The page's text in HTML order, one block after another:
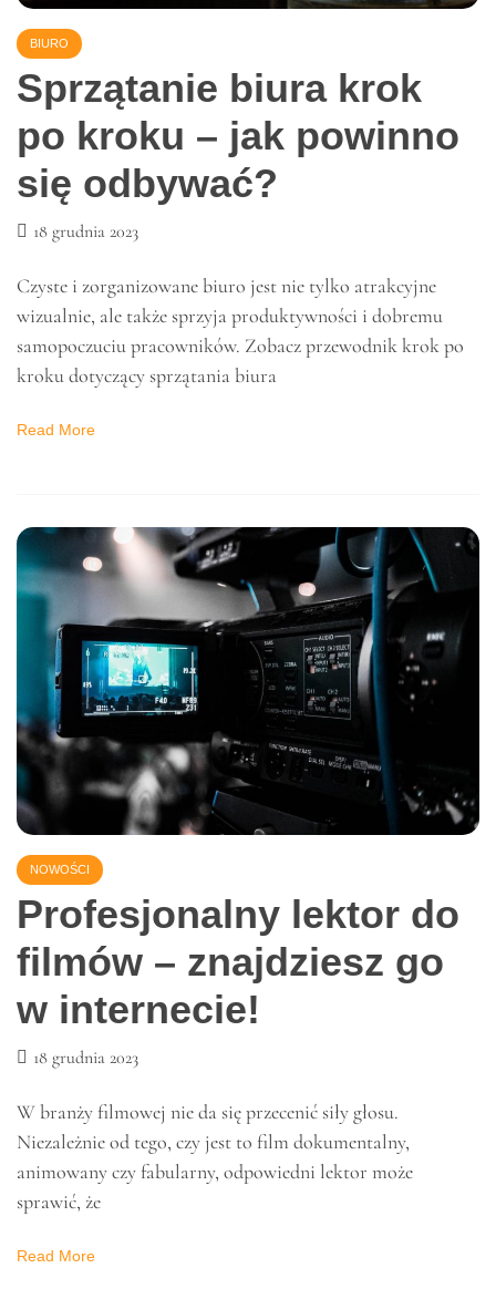
BIURO
Sprzątanie biura krok
po kroku – jak powinno
się odbywać?
Czyste i zorganizowane biuro jest nie tylko atrakcyjne
wizualnie, ale także sprzyja produktywności i dobremu
samopoczuciu pracowników. Zobacz przewodnik krok po
kroku dotyczący sprzątania biura
Read More
NOWOŚCI
Profesjonalny lektor do
filmów – znajdziesz go
w internecie!